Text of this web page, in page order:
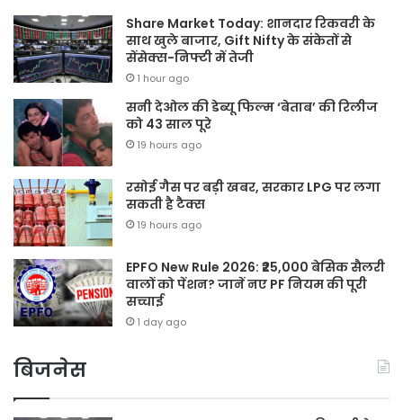
Share Market Today: शानदार रिकवरी के
साथ खुले बाजार, Gift Nifty के संकेतों से
सेंसेक्स-निफ्टी में तेजी
1 hour ago
सनी देओल की डेब्यू फिल्म ‘बेताब’ की रिलीज
को 43 साल पूरे
19 hours ago
रसोई गैस पर बड़ी खबर, सरकार LPG पर लगा
सकती है टैक्स
19 hours ago
EPFO New Rule 2026: ₹25,000 बेसिक सैलरी
वालों को पेंशन? जानें नए PF नियम की पूरी
सच्चाई
1 day ago
बिजनेस